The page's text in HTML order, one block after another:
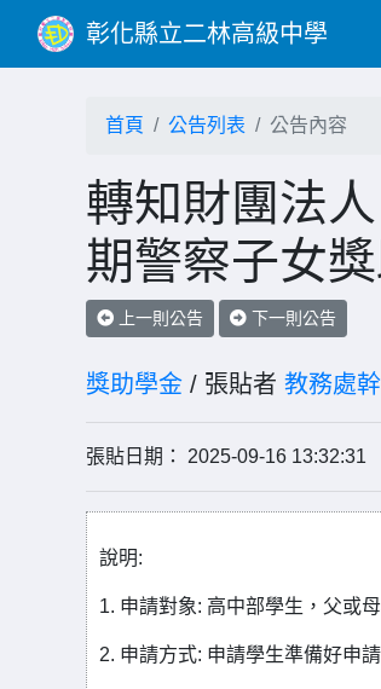
彰化縣立二林高級中學
首頁 公告列表 公告內容
轉知財團法
期警察子女
上一則公告 下一則公告
獎助學金 / 張貼者 教務處
張貼日期： 2025-09-16 13:32:31
說明:
1. 申請對象: 高中部學生，父或
2. 申請方式: 申請學生準備好申